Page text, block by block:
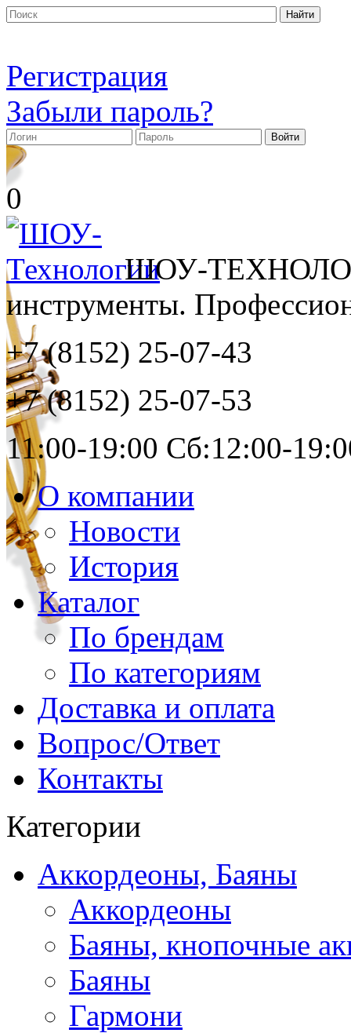
Регистрация
Забыли пароль?
0
ШОУ-
инструменты.
+7 (8152) 25-07-43
+7 (8152) 25-07-53
11:00-19:00 Сб:12:00-
О компании
Новости
История
Каталог
По брендам
По категориям
Доставка и оплата
Вопрос/Ответ
Контакты
Категории
Аккордеоны, Баяны
Аккордеоны
Баяны, кнопочные
Баяны
Гармони